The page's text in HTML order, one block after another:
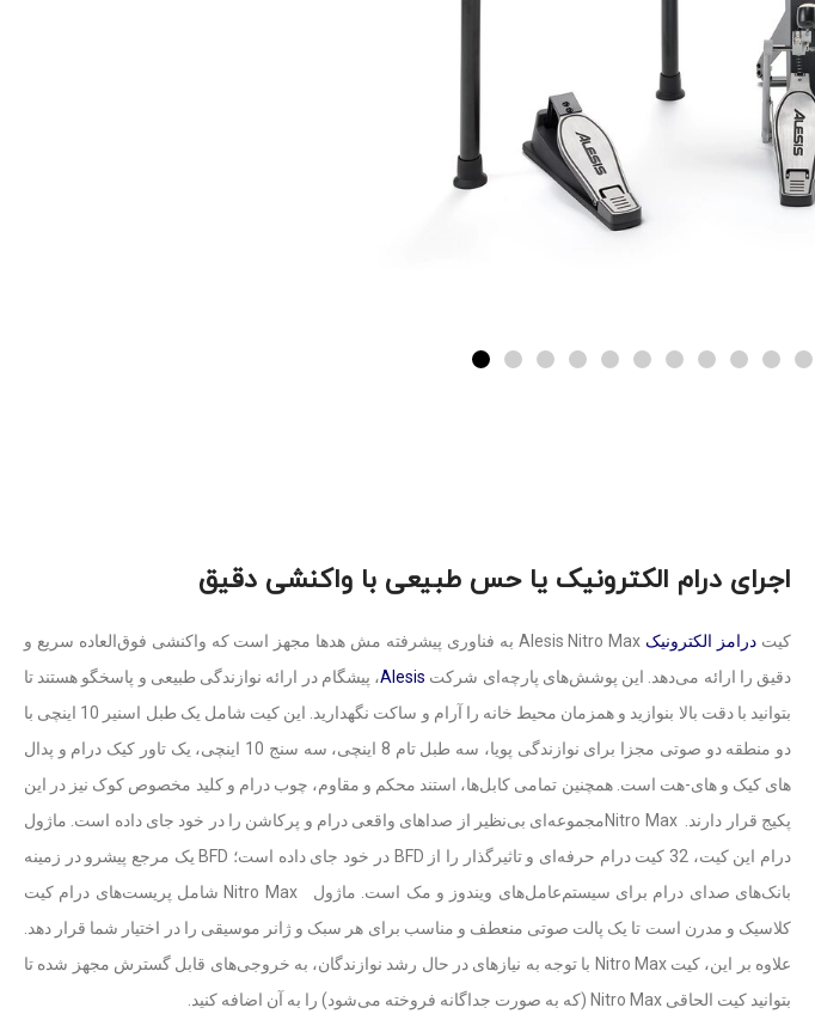
اجرای درام الکترونیک یا حس طبیعی با واکنشی دقیق
کیت درامز الکترونیک
Alesis Nitro Max به فناوری پیشرفته مش هدها مجهز است که واکنشی فوق‌العاده سریع و
دقیق را ارائه می‌دهد. این پوشش‌های پارچه‌ای شرکت Alesis، پیشگام در ارائه نوازندگی طبیعی و پاسخگو هستند تا
بتوانید با دقت بالا بنوازید و همزمان محیط خانه را آرام و ساکت نگهدارید. این کیت شامل یک طبل اسنیر 10 اینچی با
دو منطقه دو صوتی مجزا برای نوازندگی پویا، سه طبل تام 8 اینچی، سه سنج 10 اینچی، یک تاور کیک درام و پدال
های کیک و های-هت است. همچنین تمامی کابل‌ها، استند محکم و مقاوم، چوب درام و کلید مخصوص کوک نیز در این
پکیج قرار دارند. Nitro Maxمجموعه‌ای بی‌نظیر از صداهای واقعی درام و پرکاشن را در خود جای داده است. ماژول
درام این کیت، 32 کیت درام حرفه‌ای و تاثیرگذار را از BFD در خود جای داده است؛ BFD یک مرجع پیشرو در زمینه
بانک‌های صدای درام برای سیستم‌عامل‌های ویندوز و مک است. ماژول Nitro Max شامل پریست‌های درام کیت
کلاسیک و مدرن است تا یک پالت صوتی منعطف و مناسب برای هر سبک و ژانر موسیقی را در اختیار شما قرار دهد.
علاوه بر این، کیت Nitro Max با توجه به نیازهای در حال رشد نوازندگان، به خروجی‌های قابل گسترش مجهز شده تا
بتوانید کیت الحاقی Nitro Max (که به صورت جداگانه فروخته می‌شود) را به آن اضافه کنید.